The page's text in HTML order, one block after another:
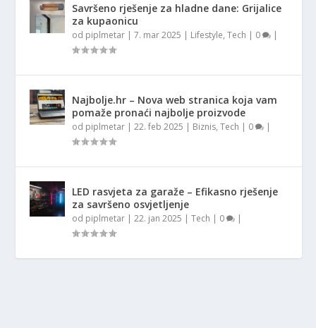
Savršeno rješenje za hladne dane: Grijalice
za kupaonicu
od piplmetar |7. mar 2025 | Lifestyle,Tech | 0 |
Najbolje.hr – Nova web stranica koja vam
pomaže pronaći najbolje proizvode
od piplmetar |22. feb 2025 | Biznis,Tech | 0 |
LED rasvjeta za garaže – Efikasno rješenje
za savršeno osvjetljenje
od piplmetar |22. jan 2025 |Tech | 0 |